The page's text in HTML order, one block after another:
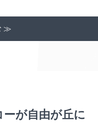
≫
が自由が丘に